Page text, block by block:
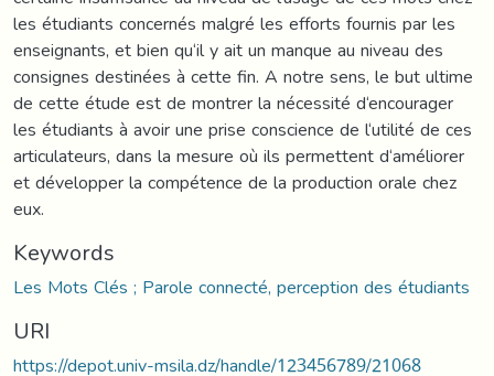
les étudiants concernés malgré les efforts fournis par les
enseignants, et bien qu‘il y ait un manque au niveau des
consignes destinées à cette fin. A notre sens, le but ultime
de cette étude est de montrer la nécessité d‘encourager
les étudiants à avoir une prise conscience de l‘utilité de ces
articulateurs, dans la mesure où ils permettent d‘améliorer
et développer la compétence de la production orale chez
eux.
Keywords
Les Mots Clés ; Parole connecté, perception des étudiants
URI
https://depot.univ-msila.dz/handle/123456789/21068